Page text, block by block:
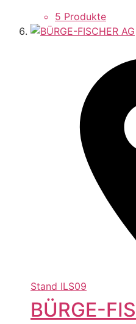
5 Produkte
Stand ILS09
BÜRGE-